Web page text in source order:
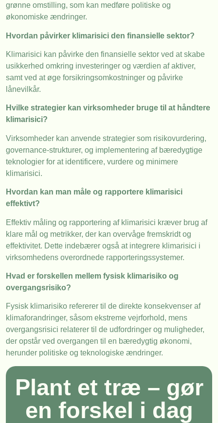
grønne omstilling, som kan medføre politiske og
økonomiske ændringer.
Hvordan påvirker klimarisici den finansielle sektor?
Klimarisici kan påvirke den finansielle sektor ved at skabe
usikkerhed omkring investeringer og værdien af aktiver,
samt ved at øge forsikringsomkostninger og påvirke
lånevilkår.
Hvilke strategier kan virksomheder bruge til at håndtere
klimarisici?
Virksomheder kan anvende strategier som risikovurdering,
governance-strukturer, og implementering af bæredygtige
teknologier for at identificere, vurdere og minimere
klimarisici.
Hvordan kan man måle og rapportere klimarisici
effektivt?
Effektiv måling og rapportering af klimarisici kræver brug af
klare mål og metrikker, der kan overvåge fremskridt og
effektivitet. Dette indebærer også at integrere klimarisici i
virksomhedens overordnede rapporteringssystemer.
Hvad er forskellen mellem fysisk klimarisiko og
overgangsrisiko?
Fysisk klimarisiko refererer til de direkte konsekvenser af
klimaforandringer, såsom ekstreme vejrforhold, mens
overgangsrisici relaterer til de udfordringer og muligheder,
der opstår ved overgangen til en bæredygtig økonomi,
herunder politiske og teknologiske ændringer.
Plant et træ – gør
en forskel i dag